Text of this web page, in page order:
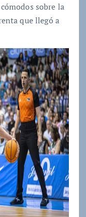
sobre la
que llegó a